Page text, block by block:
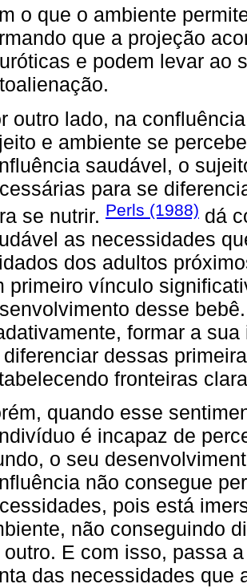
o que o ambiente
que a projeção
e podem levar ao
outro lado, na
e ambiente se
saudável, o
para se
se nutrir. Perls (1988) dá
as necessidades
dos adultos
primeiro vínculo
desse
formar a
diferenciar dessas
fronteiras
quando esse
é incapaz de
o seu
não consegue
pois está
não conseguindo
outro. E com isso, passa
das necessidades que